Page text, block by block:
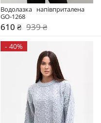
Водолазка   напівприталена
GO-1268
610 ₴ 939 ₴
- 40%